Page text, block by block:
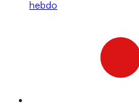
hebdo